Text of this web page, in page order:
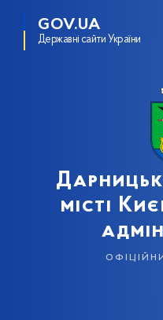
GOV.UA
Державні сайти України
місті